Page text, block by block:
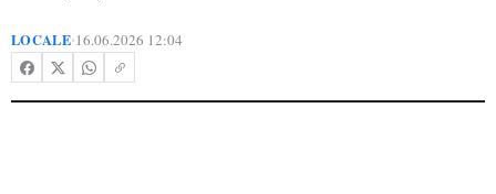
LOCALE•16.06.2026 12:04